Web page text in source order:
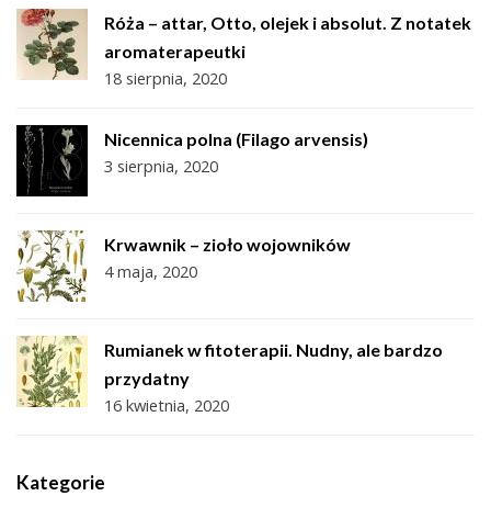
Róża – attar, Otto, olejek i absolut. Z notatek
aromaterapeutki
18 sierpnia, 2020
Nicennica polna (Filago arvensis)
3 sierpnia, 2020
Krwawnik – zioło wojowników
4 maja, 2020
Rumianek w fitoterapii. Nudny, ale bardzo
przydatny
16 kwietnia, 2020
Kategorie